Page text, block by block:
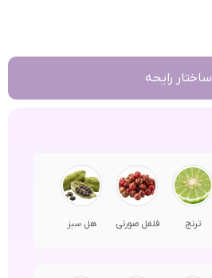
ساختار رایحه
ترنج فلفل صورتی هل سبز